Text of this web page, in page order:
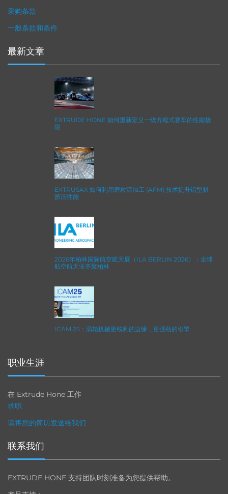
采购条款
一般条款和条件
最新文章
EXTRUDE HONE 如何重新定义一级方程式赛车的性能极
限
EXTRUSAX 如何利用磨粒流加工 (AFM) 技术提升铝型材
挤压性能
2026年柏林国际航空航天展（ILA BERLIN 2026）：全球
航空航天业齐聚柏林
ICAM 25：涡轮机械更锐利的边缘，更强劲的引擎
职业生涯
在 Extrude Hone 工作
求职
请将您的简历发送给我们
联系我们
EXTRUDE HONE 支持团队时刻准备为您提供帮助。